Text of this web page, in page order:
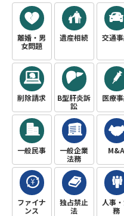
離婚・男
女問題
遺産相続 交通
削除請求
B型肝炎訴
訟
医療
一般民事
一般企業
法務
M&A
ファイナ
ンス
独占禁止
法
人事
務